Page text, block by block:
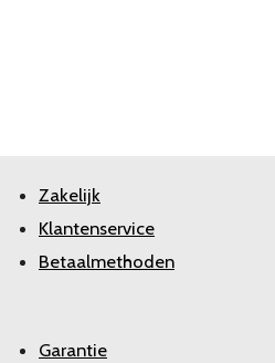
Zakelijk
Klantenservice
Betaalmethoden
Garantie